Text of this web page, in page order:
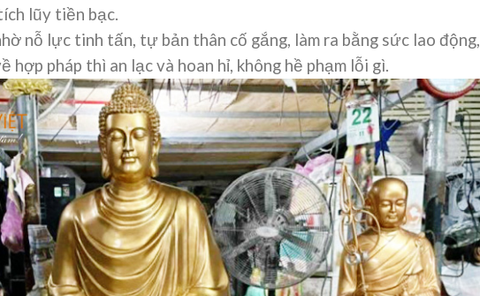
lũy tiền bạc.
nỗ lực tinh tấn, tự bản thân cố gắng, làm ra bằng sức lao động,
hợp pháp thì an lạc và hoan hỉ, không hề phạm lỗi gì.